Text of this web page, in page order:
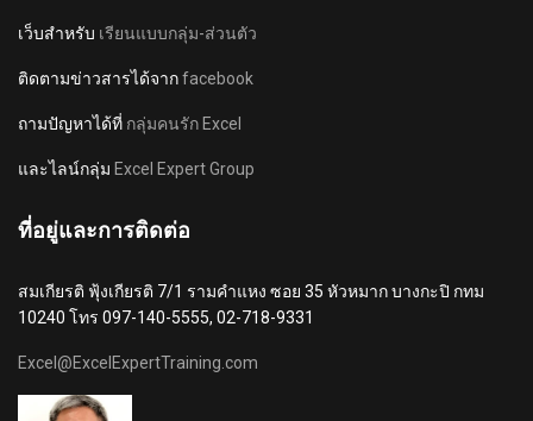
เว็บสำหรับ เรียนแบบกลุ่ม-ส่วนตัว
ติดตามข่าวสารได้จากfacebook
ถามปัญหาได้ที่ กลุ่มคนรัก Excel
และไลน์กลุ่ม Excel Expert Group
ที่อยู่และการติดต่อ
สมเกียรติ ฟุ้งเกียรติ 7/1 รามคำแหง ซอย 35 หัวหมาก บางกะปิ กทม
10240 โทร 097-140-5555, 02-718-9331
Excel@ExcelExpertTraining.com